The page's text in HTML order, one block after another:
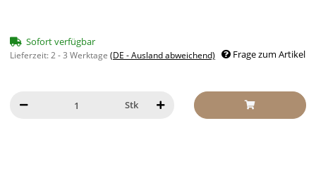
Sofort verfügbar
Lieferzeit:2 - 3 Werktage (DE - Ausland abweichend) Frage zum Artikel
Stk